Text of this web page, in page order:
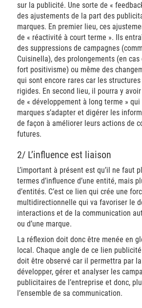
sur la publicité. Une sorte de «
des ajustements de la part des
marques. En premier lieu, ces
de « réactivité à court terme ». Ils
des suppressions de campagnes
Cuisinella), des prolongements (en cas
fort positivisme) ou même des
qui sont encore rares car les
rigides. En second lieu, il pourra y
de « développement à long terme »
marques s’adapter et digérer les
de façon à améliorer leurs actions de
futures.
2/ L’influence est liaison
L’important à présent est qu’il ne faut
termes d’influence d’une entité, mais
d’entités. C’est ce lien qui crée une
multidirectionnelle qui va favoriser le
interactions et de la communication
ou d’une marque.
La réflexion doit donc être menée en
local. Chaque angle de ce lien
doit être observé car il permettra par
développer, gérer et analyser les
publicitaires de l’entreprise et donc,
l’ensemble de sa communication.